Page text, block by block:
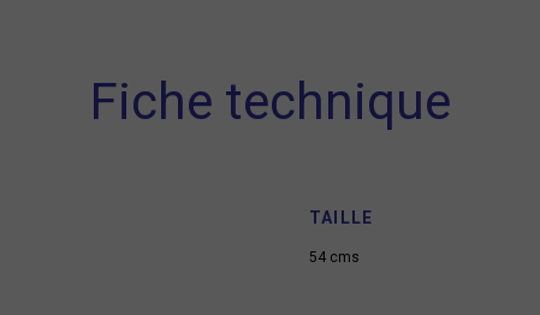
Fiche technique
TAILLE
54 cms